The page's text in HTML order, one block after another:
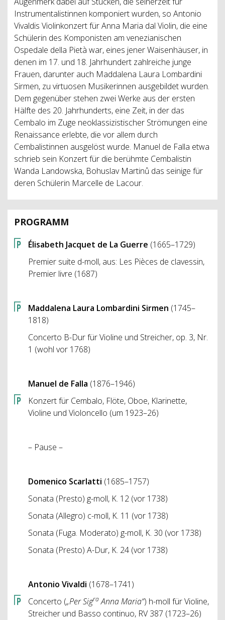
Instrumentalistinnen komponiert wurden, so Antonio
Vivaldis Violinkonzert für Anna Maria dal Violin, die eine
Schülerin des Komponisten am venezianischen
Ospedale della Pietà war, eines jener Waisenhäuser, in
denen im 17. und 18. Jahrhundert zahlreiche junge
Frauen, darunter auch Maddalena Laura Lombardini
Sirmen, zu virtuosen Musikerinnen ausgebildet wurden.
Dem gegenüber stehen zwei Werke aus der ersten
Hälfte des 20. Jahrhunderts, eine Zeit, in der das
Cembalo im Zuge neoklassizistischer Strömungen eine
Renaissance erlebte, die vor allem durch
Cembalistinnen ausgelöst wurde. Manuel de Falla etwa
schrieb sein Konzert für die berühmte Cembalistin
Wanda Landowska, Bohuslav Martinů das seinige für
deren Schülerin Marcelle de Lacour.
PROGRAMM
Élisabeth Jacquet de La Guerre (1665–1729)
Premier suite d-moll, aus: Les Pièces de clavessin,
Premier livre (1687)
Maddalena Laura Lombardini Sirmen (1745–
1818)
Concerto B-Dur für Violine und Streicher, op. 3, Nr.
1 (wohl vor 1768)
Manuel de Falla (1876–1946)
Konzert für Cembalo, Flöte, Oboe, Klarinette,
Violine und Violoncello (um 1923–26)
– Pause –
Domenico Scarlatti (1685–1757)
Sonata (Presto) g-moll, K. 12 (vor 1738)
Sonata (Allegro) c-moll, K. 11 (vor 1738)
Sonata (Fuga. Moderato) g-moll, K. 30 (vor 1738)
Sonata (Presto) A-Dur, K. 24 (vor 1738)
Antonio Vivaldi (1678–1741)
Concerto („Per SigraAnna Maria“) h-moll für Violine,
Streicher und Basso continuo, RV 387 (1723–26)